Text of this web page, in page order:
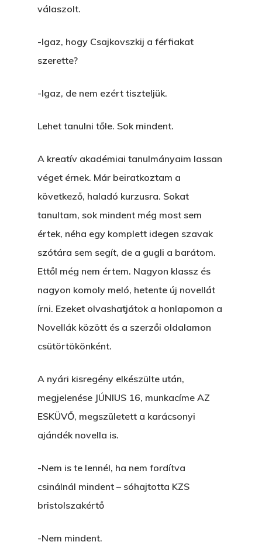
válaszolt.
-Igaz, hogy Csajkovszkij a férfiakat
szerette?
-Igaz, de nem ezért tiszteljük.
Lehet tanulni tőle. Sok mindent.
A kreatív akadémiai tanulmányaim lassan
véget érnek. Már beiratkoztam a
következő, haladó kurzusra. Sokat
tanultam, sok mindent még most sem
értek, néha egy komplett idegen szavak
szótára sem segít, de a gugli a barátom.
Ettől még nem értem. Nagyon klassz és
nagyon komoly meló, hetente új novellát
írni. Ezeket olvashatjátok a honlapomon a
Novellák között és a szerzői oldalamon
csütörtökönként.
A nyári kisregény elkészülte után,
megjelenése JÚNIUS 16, munkacíme AZ
ESKÜVŐ, megszületett a karácsonyi
ajándék novella is.
-Nem is te lennél, ha nem fordítva
csinálnál mindent – sóhajtotta KZS
bristolszakértő
-Nem mindent.